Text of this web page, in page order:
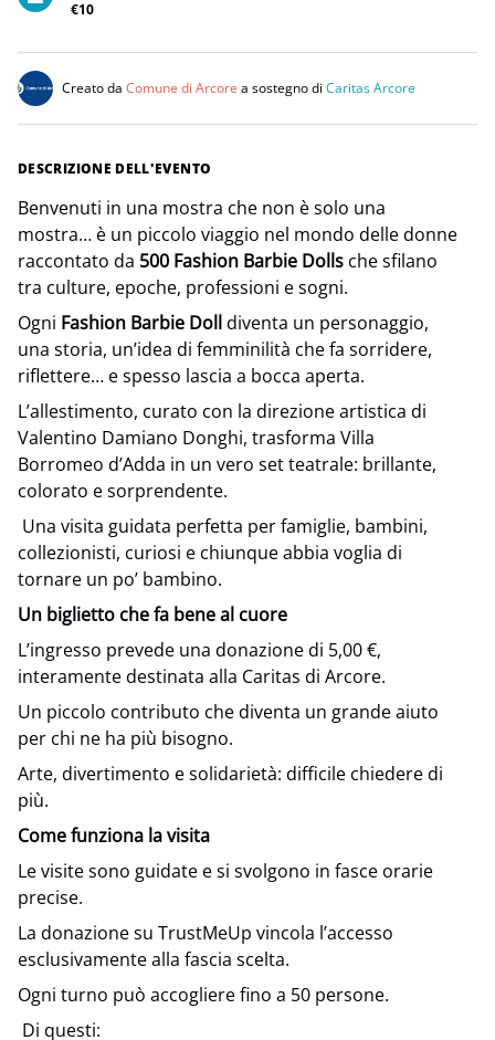
€10
Creato da Comune di Arcore a sostegno di Caritas Arcore
DESCRIZIONE DELL'EVENTO
Benvenuti in una mostra che non è solo una
mostra… è un piccolo viaggio nel mondo delle donne
raccontato da 500 Fashion Barbie Dolls che sfilano
tra culture, epoche, professioni e sogni.
Ogni Fashion Barbie Dolldiventa un personaggio,
una storia, un’idea di femminilità che fa sorridere,
riflettere… e spesso lascia a bocca aperta.
L’allestimento, curato con la direzione artistica di
Valentino Damiano Donghi, trasforma Villa
Borromeo d’Adda in un vero set teatrale: brillante,
colorato e sorprendente.
Una visita guidata perfetta per famiglie, bambini,
collezionisti, curiosi e chiunque abbia voglia di
tornare un po’ bambino.
Un biglietto che fa bene al cuore
L’ingresso prevede una donazione di 5,00 €,
interamente destinata alla Caritas di Arcore.
Un piccolo contributo che diventa un grande aiuto
per chi ne ha più bisogno.
Arte, divertimento e solidarietà: difficile chiedere di
più.
Come funziona la visita
Le visite sono guidate e si svolgono in fasce orarie
precise.
La donazione su TrustMeUp vincola l’accesso
esclusivamente alla fascia scelta.
Ogni turno può accogliere fino a 50 persone.
Di questi: